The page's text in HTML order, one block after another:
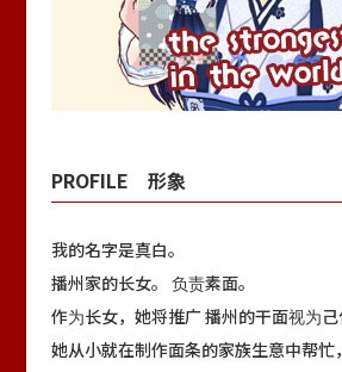
中文 英语 日语
PROFILE 形象
我的名字是真白。
播州家的长女。 负责素面。
作为长女，她将推广 播州的干面视为己
她从小就在制作面条的家族生意中帮忙